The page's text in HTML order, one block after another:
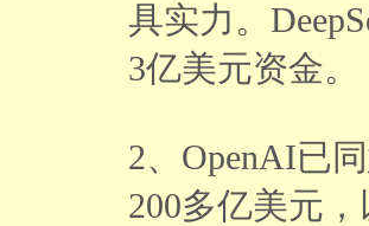
具实力。
3亿美元资金。
2、OpenAI已
200多亿美元